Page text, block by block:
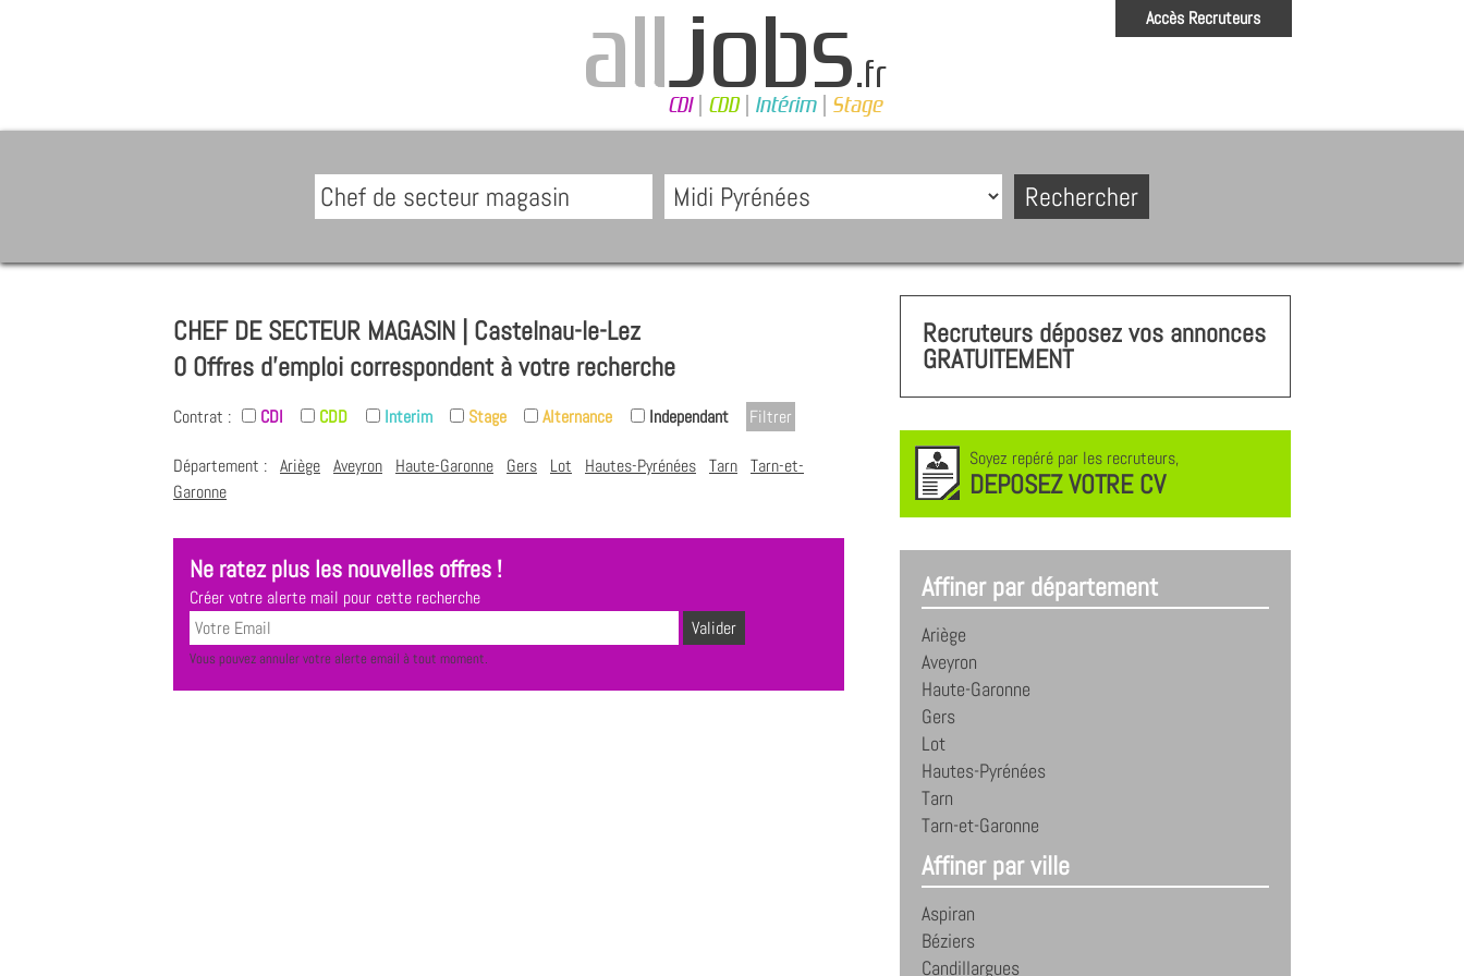
Accès Recruteurs
CHEF DE SECTEUR MAGASIN | Castelnau-le-Lez
0 Offres d'emploi correspondent à votre recherche
Contrat : CDI CDD Interim Stage Alternance Independant
Département : Ariège Aveyron Haute-Garonne Gers Lot Hautes-Pyrénées Tarn Tarn-et-
Garonne
Ne ratez plus les nouvelles offres !
Créer votre alerte mail pour cette recherche
Vous pouvez annuler votre alerte email à tout moment.
Recruteurs déposez vos annonces
GRATUITEMENT
Soyez repéré par les recruteurs,
DEPOSEZ VOTRE CV
Affiner par département
Ariège
Aveyron
Haute-Garonne
Gers
Lot
Hautes-Pyrénées
Tarn
Tarn-et-Garonne
Affiner par ville
Aspiran
Béziers
Candillargues